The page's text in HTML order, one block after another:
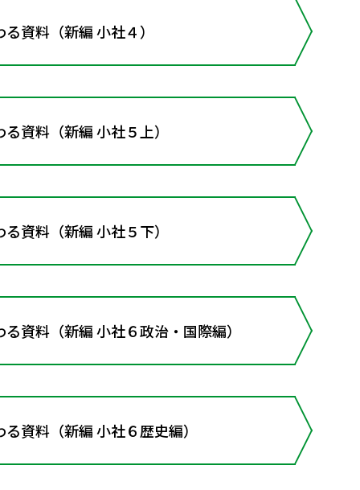
資料（新編 小社４）
資料（新編 小社５上）
資料（新編 小社５下）
資料（新編 小社６政治・国際編）
資料（新編 小社６歴史編）